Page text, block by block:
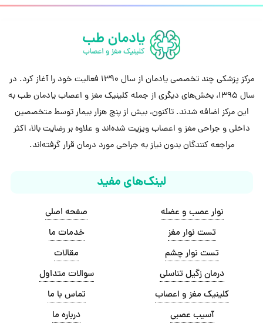
مرکز پزشکی چند تخصصی یادمان از سال 1390 فعالیت خود را آغاز کرد. در
سال 1395، بخش‌های دیگری از جمله کلینیک مغز و اعصاب یادمان طب به
این مرکز اضافه شدند. تاکنون، بیش از پنج هزار بیمار توسط متخصصین
داخلی و جراحی مغز و اعصاب ویزیت شده‌اند و علاوه بر رضایت بالا، اکثر
مراجعه کنندگان بدون نیاز به جراحی مورد درمان قرار گرفته‌اند.
لینک‌های مفید
نوار عصب و عضله
تست نوار مغز
تست نوار چشم
درمان زگیل تناسلی
کلینیک مغز و اعصاب
آسیب عصبی
صفحه اصلی
خدمات ما
مقالات
سوالات متداول
تماس با ما
درباره ما